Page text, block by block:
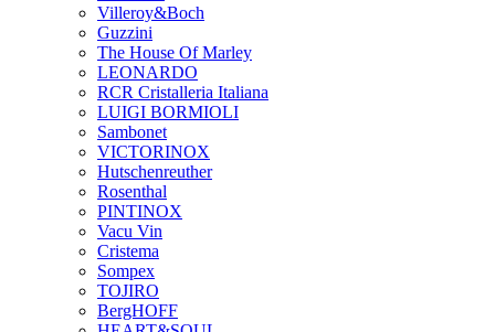
Villeroy&Boch
Guzzini
The House Of Marley
LEONARDO
RCR Cristalleria Italiana
LUIGI BORMIOLI
Sambonet
VICTORINOX
Hutschenreuther
Rosenthal
PINTINOX
Vacu Vin
Cristema
Sompex
TOJIRO
BergHOFF